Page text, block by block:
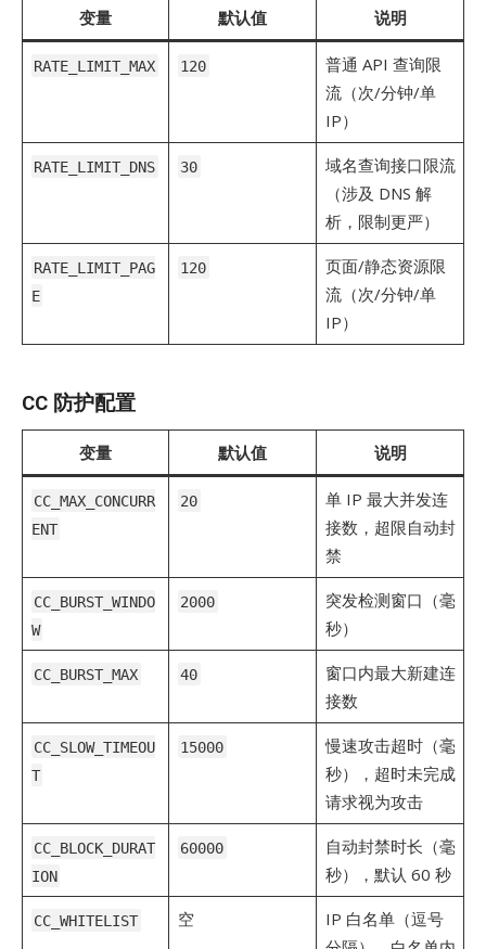
变量 默认值 说明
RATE_LIMIT_MAX 120
普通 API 查询限
流（次/分钟/单
IP）
RATE_LIMIT_DNS 30
域名查询接口限流
（涉及 DNS 解
析，限制更严）
RATE_LIMIT_PAG
E
120
页面/静态资源限
流（次/分钟/单
IP）
CC 防护配置
变量 默认值 说明
CC_MAX_CONCURR
ENT
20
单 IP 最大并发连
接数，超限自动封
禁
CC_BURST_WINDO
W
2000
突发检测窗口（毫
秒）
CC_BURST_MAX 40
窗口内最大新建连
接数
CC_SLOW_TIMEOU
T
15000
慢速攻击超时（毫
秒），超时未完成
请求视为攻击
CC_BLOCK_DURAT
ION
60000
自动封禁时长（毫
秒），默认 60 秒
CC_WHITELIST 空
IP 白名单（逗号